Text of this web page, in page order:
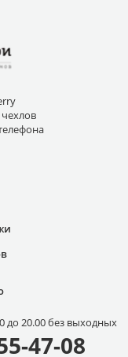
до 20.00 без выходных
47-08